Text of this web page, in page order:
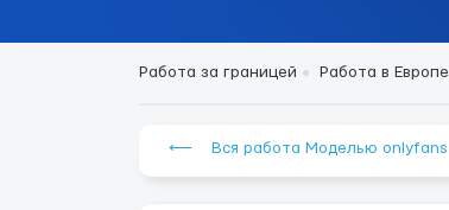
Работа за границей Работа в Европе
⟵ Вся работа Моделью onlyfans